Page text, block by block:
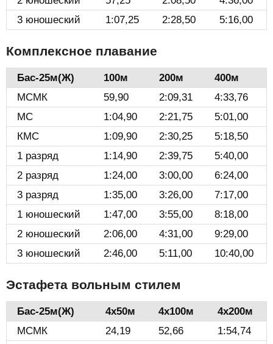
3 юношеский
1:07,25 2:28,50 5:16,00
Комплексное плавание
Бас-25м(Ж)️ 100м 200м
400м
МСМК
59,90 2:09,31
4:33,76
МС
1:04,90 2:21,75
5:01,00
КМС
1:09,90 2:30,25
5:18,50
1 разряд
1:14,90 2:39,75
5:40,00
2 разряд
1:24,00 3:00,00
6:24,00
3 разряд
1:35,00 3:26,00
7:17,00
1 юношеский
1:47,00 3:55,00
8:18,00
2 юношеский
2:06,00 4:31,00
9:29,00
3 юношеский
2:46,00 5:11,00 10:40,00
Эстафета вольным стилем
Бас-25м(Ж)️ 4х50м 4х100м
4х200м
МСМК
24,19 52,66
1:54,74